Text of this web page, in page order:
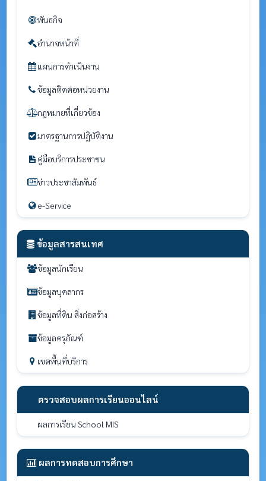
พันธกิจ
อำนาจหน้าที่
แผนการดำเนินงาน
ข้อมูลติดต่อหน่วยงาน
กฎหมายที่เกี่ยวข้อง
มาตรฐานการปฏิบัติงาน
คู่มือบริการประชาชน
ข่าวประชาสัมพันธ์
e-Service
ข้อมูลสารสนเทศ
ข้อมูลนักเรียน
ข้อมูลบุคลากร
ข้อมูลที่ดิน สิ่งก่อสร้าง
ข้อมูลครุภัณฑ์
เขตพื้นที่บริการ
ตรวจสอบผลการเรียนออนไลน์
ผลการเรียน School MIS
ผลการทดสอบการศึกษา